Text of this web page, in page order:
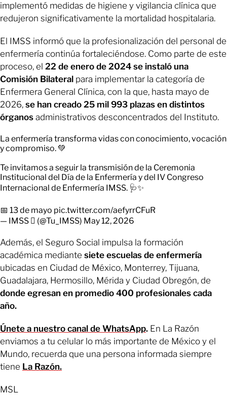
implementó medidas de higiene y vigilancia clínica que
redujeron significativamente la mortalidad hospitalaria.
El IMSS informó que la profesionalización del personal de
enfermería continúa fortaleciéndose. Como parte de este
proceso, el 22 de enero de 2024 se instaló una
Comisión Bilateral para implementar la categoría de
Enfermera General Clínica, con la que, hasta mayo de
2026, se han creado 25 mil 993 plazas en distintos
órganos administrativos desconcentrados del Instituto.
La enfermería transforma vidas con conocimiento, vocación
y compromiso. 💚
Te invitamos a seguir la transmisión de la Ceremonia
Institucional del Día de la Enfermería y del IV Congreso
Internacional de Enfermería IMSS. 🩺✨
📅 13 de mayo pic.twitter.com/aefyrrCFuR
— IMSS  (@Tu_IMSS) May 12, 2026
Además, el Seguro Social impulsa la formación
académica mediante siete escuelas de enfermería
ubicadas en Ciudad de México, Monterrey, Tijuana,
Guadalajara, Hermosillo, Mérida y Ciudad Obregón, de
donde egresan en promedio 400 profesionales cada
año.
Únete a nuestro canal de WhatsApp. En La Razón
enviamos a tu celular lo más importante de México y el
Mundo, recuerda que una persona informada siempre
tiene La Razón.
MSL